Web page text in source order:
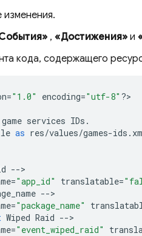
,«Достижения» и
кода, содержащего
="1.0" encoding="utf-8" ?>
game services IDs .
as res/values/games-ids .
--
="app_id" translatable=
--
="package_name"
Wiped Raid --
="event_wiped_raid"